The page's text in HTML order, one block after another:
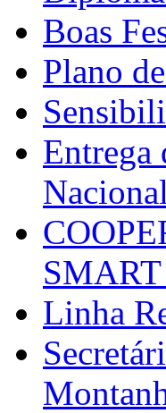
Boas
Plano
Entrega
Linha